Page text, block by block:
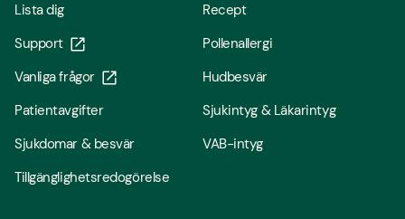
Lista dig
Support
Vanliga frågor
Patientavgifter
Sjukdomar & besvär
Tillgänglighetsredogörelse
Recept
Pollenallergi
Hudbesvär
Sjukintyg & Läkarintyg
VAB-intyg